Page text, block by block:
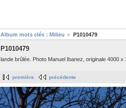
Album mots clés : Milieu P1010479
P1010479
lande brûlée. Photo Manuel Ibanez, originale 4000 x
première précédente